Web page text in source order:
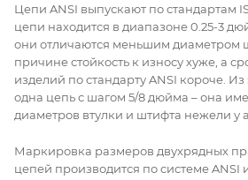
Цепи ANSI выпускают по стандартам
цепи находится в диапазоне 0.25-3
они отличаются меньшим диаметром
причине стойкость к износу хуже, а
изделий по стандарту ANSI короче.
одна цепь с шагом 5/8 дюйма – она
диаметров втулки и штифта нежели у
Маркировка размеров двухрядных
цепей производится по системе ANSI